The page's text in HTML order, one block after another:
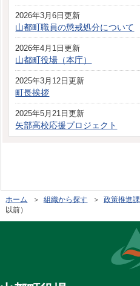
2026年3月6日更新
山都町職員の懲戒処分について
2026年4月1日更新
山都町役場（本庁）
2025年3月12日更新
町長挨拶
2025年5月21日更新
矢部高校応援プロジェクト
ホーム ＞組織から探す ＞政策推進課
以前）